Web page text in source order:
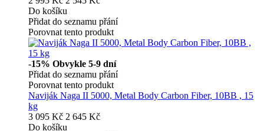
Do košíku
Přidat do seznamu přání
Porovnat tento produkt
-15% Obvykle 5-9 dní
Přidat do seznamu přání
Porovnat tento produkt
Naviják Naga II 5000, Metal Body Carbon Fiber, 10BB , 15
kg
3 095 Kč 2 645 Kč
Do košíku